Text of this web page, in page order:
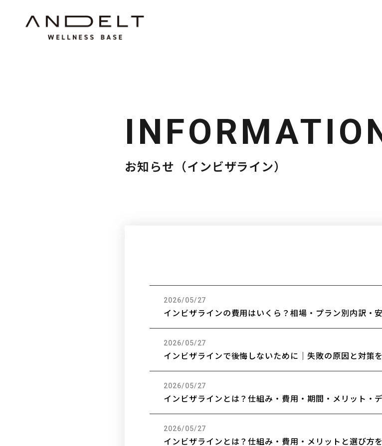
お知らせ（インビザライン）
2026/05/27
インビザラインの費用はいくら？相場・プラン別内訳・
2026/05/27
インビザラインで後悔しないために｜失敗の原因と対策
2026/05/27
インビザラインとは？仕組み・費用・期間・メリット・
2026/05/27
インビザラインとは？仕組み・費用・メリットと選び方